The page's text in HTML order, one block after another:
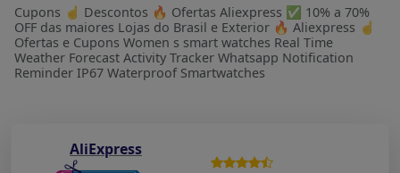
Cupons ☝ Descontos 🔥 Ofertas Aliexpress ✅ 10% a 70%
OFF das maiores Lojas do Brasil e Exterior 🔥 Aliexpress ☝
Ofertas e Cupons Women s smart watches Real Time
Weather Forecast Activity Tracker Whatsapp Notification
Reminder IP67 Waterproof Smartwatches
AliExpress